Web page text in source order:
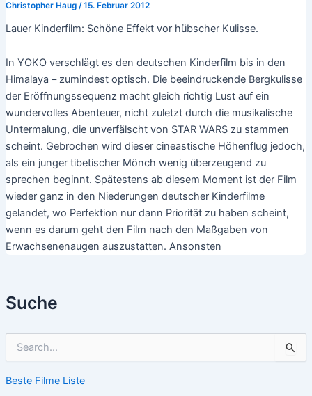
Suche
h
Beste Filme Liste
Christopher Haug /15. Februar 2012
Lauer Kinderfilm: Schöne Effekt vor hübscher Kulisse.
In YOKO verschlägt es den deutschen Kinderfilm bis in den
Himalaya – zumindest optisch. Die beeindruckende Bergkulisse
der Eröffnungssequenz macht gleich richtig Lust auf ein
wundervolles Abenteuer, nicht zuletzt durch die musikalische
Untermalung, die unverfälscht von STAR WARS zu stammen
scheint. Gebrochen wird dieser cineastische Höhenflug jedoch,
als ein junger tibetischer Mönch wenig überzeugend zu
sprechen beginnt. Spätestens ab diesem Moment ist der Film
wieder ganz in den Niederungen deutscher Kinderfilme
gelandet, wo Perfektion nur dann Priorität zu haben scheint,
wenn es darum geht den Film nach den Maßgaben von
Erwachsenenaugen auszustatten. Ansonsten